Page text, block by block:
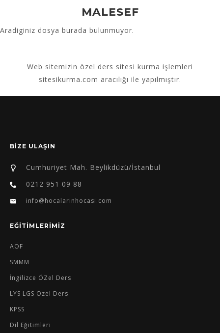
MALESEF
Aradiginiz dosya burada bulunmuyor.
Web sitemizin özel ders sitesi kurma işlemleri
sitesikurma.com aracılığı ile yapılmıştır.
BİZE ULAŞIN
Cumhuriyet Mah. Beylikdüzü/İstanbul
0212 951 09 88
info@hocalarinhocasi.com
EĞİTİMLERİMİZ
AÖF
SMMM
İngilizce ÖZel Ders
LYS LGS Özel Ders
KPSS
Dil Eğitimleri